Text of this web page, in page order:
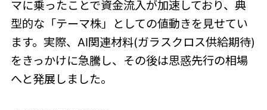
マに乗ったことで資金流入が加速しており、典
型的な「テーマ株」としての値動きを見せてい
ます。実際、AI関連材料(ガラスクロス供給期待)
をきっかけに急騰し、その後は思惑先行の相場
へと発展しました。